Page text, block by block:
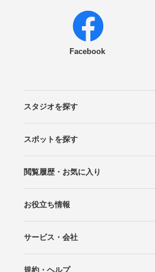
Facebook
スタジオを探す
エリアから探す
こだわりから探す
NEW PHOTO STYLE
プランから探す
フォトタイプ診断
フォトグラファーから探す
国内リゾートから探す
スポットを探す
ロケーションから探す
スタジオから探す
閲覧履歴・お気に入り
閲覧スタジオ
お気に入り
お役立ち情報
Wedding Photo マガジン
はじめてガイド
サービス・会社
Photoraitとは
スタジオの掲載について
お問い合わせ
運営会社
サイトマップ
規約・ヘルプ